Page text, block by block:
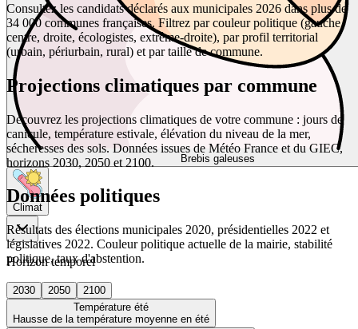
Brebis galeuses
Climat
Horizon temporel
2030 2050
2100
Température été
Hausse de la température moyenne en été
Consultez les candidats déclarés aux municipales 2026 dans plus de
34 000 communes françaises. Filtrez par couleur politique (gauche,
centre, droite, écologistes, extrême-droite), par profil territorial
(urbain, périurbain, rural) et par taille de commune.
Projections climatiques par commune
Découvrez les projections climatiques de votre commune : jours de
canicule, température estivale, élévation du niveau de la mer,
sécheresses des sols. Données issues de Météo France et du GIEC,
horizons 2030, 2050 et 2100.
Données politiques
Résultats des élections municipales 2020, présidentielles 2022 et
législatives 2022. Couleur politique actuelle de la mairie, stabilité
politique, taux d'abstention.